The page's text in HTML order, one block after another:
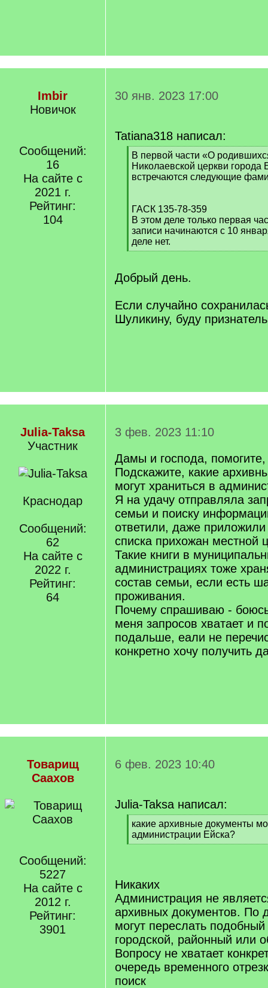
Imbir
Новичок
Сообщений:
16
На сайте с
2021 г.
Рейтинг:
104
30 янв. 2023 17:00
Tatiana318 написал:
[
q
]
В первой части «О
Николаевской церкви города
встречаются следующие
ГАСК 135-78-359
В этом деле только первая
записи начинаются с 10
деле нет.
[
q
]
Добрый день.
Если случайно
Шуликину, буду
Julia-Taksa
Участник
Краснодар
Сообщений:
62
На сайте с
2022 г.
Рейтинг:
64
3 фев. 2023 11:10
Дамы и господа,
Подскажите, какие
могут храниться в
Я на удачу отправляла
семьи и поиску
ответили, даже
списка прихожан местной
Такие книги в
администрациях тоже
состав семьи, если есть
проживания.
Почему спрашиваю -
меня запросов хватает и
подальше, еали не
конкретно хочу получить
Товарищ
Саахов
Сообщений:
5227
На сайте с
2012 г.
Рейтинг:
3901
6 фев. 2023 10:40
Julia-Taksa написал:
[
q
]
какие архивные документы
администрации Ейска?
[
Никаких
Администрация не
архивных документов. По
могут переслать подобный
городской, районный или
Вопросу не хватает
очередь временного
поиск